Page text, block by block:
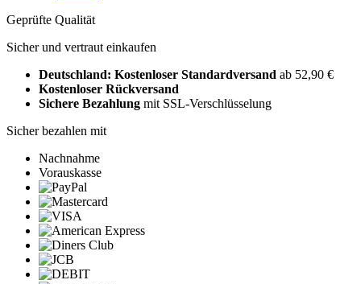
Geprüfte Qualität
Sicher und vertraut einkaufen
Deutschland: Kostenloser Standardversand ab 52,90 €
Kostenloser Rückversand
Sichere Bezahlung mit SSL-Verschlüsselung
Sicher bezahlen mit
Nachnahme
Vorauskasse